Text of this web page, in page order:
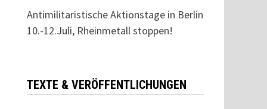
Antimilitaristische Aktionstage in Berlin
10.-12.Juli, Rheinmetall stoppen!
TEXTE & VERÖFFENTLICHUNGEN